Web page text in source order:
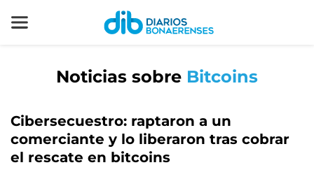
Noticias sobre Bitcoins
Cibersecuestro: raptaron a un
comerciante y lo liberaron tras cobrar
el rescate en bitcoins